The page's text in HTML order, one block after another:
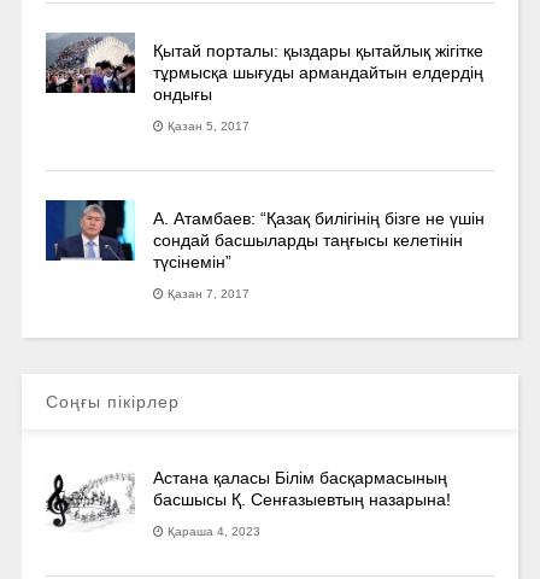
Қытай порталы: қыздары қытайлық жігітке
тұрмысқа шығуды армандайтын елдердің
ондығы
Қазан 5, 2017
А. Атамбаев: “Қазақ билігінің бізге не үшін
сондай басшыларды таңғысы келетінін
түсінемін”
Қазан 7, 2017
Соңғы пікірлер
Астана қаласы Білім басқармасының
басшысы Қ. Сенғазыевтың назарына!
Қараша 4, 2023